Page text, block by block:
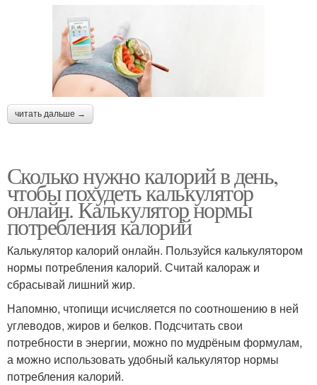
читать дальше →
Сколько нужно калорий в день,
чтобы похудеть калькулятор
онлайн. Калькулятор нормы
потребления калорий
Калькулятор калорий онлайн. Пользуйся калькулятором
нормы потребления калорий. Считай калораж и
сбрасывай лишний жир.
Напомню, чтопищи исчисляется по соотношению в ней
углеводов, жиров и белков. Подсчитать свои
потребности в энергии, можно по мудрёным формулам,
а можно использовать удобный калькулятор нормы
потребления калорий.